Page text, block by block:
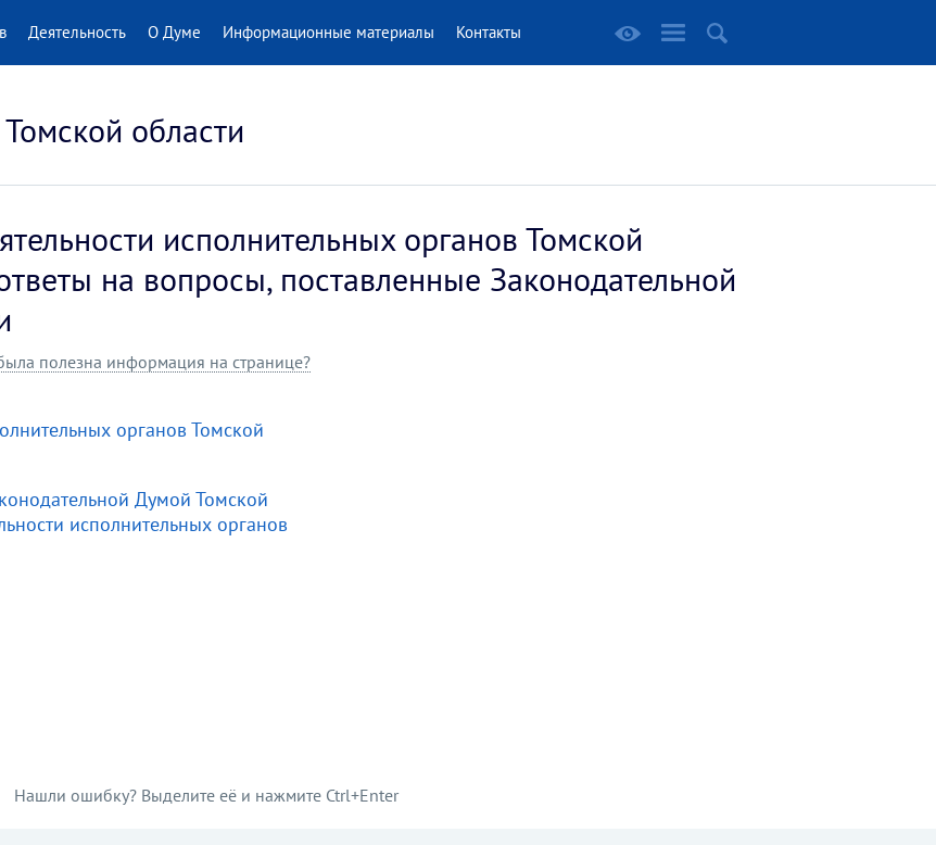
Деятельность О Думе Информационные материалы Контакты
области
исполнительных органов Томской
на вопросы, поставленные Законодательной
полезна информация на странице?
органов Томской
Думой Томской
исполнительных органов
Нашли ошибку? Выделите её и нажмите Ctrl+Enter